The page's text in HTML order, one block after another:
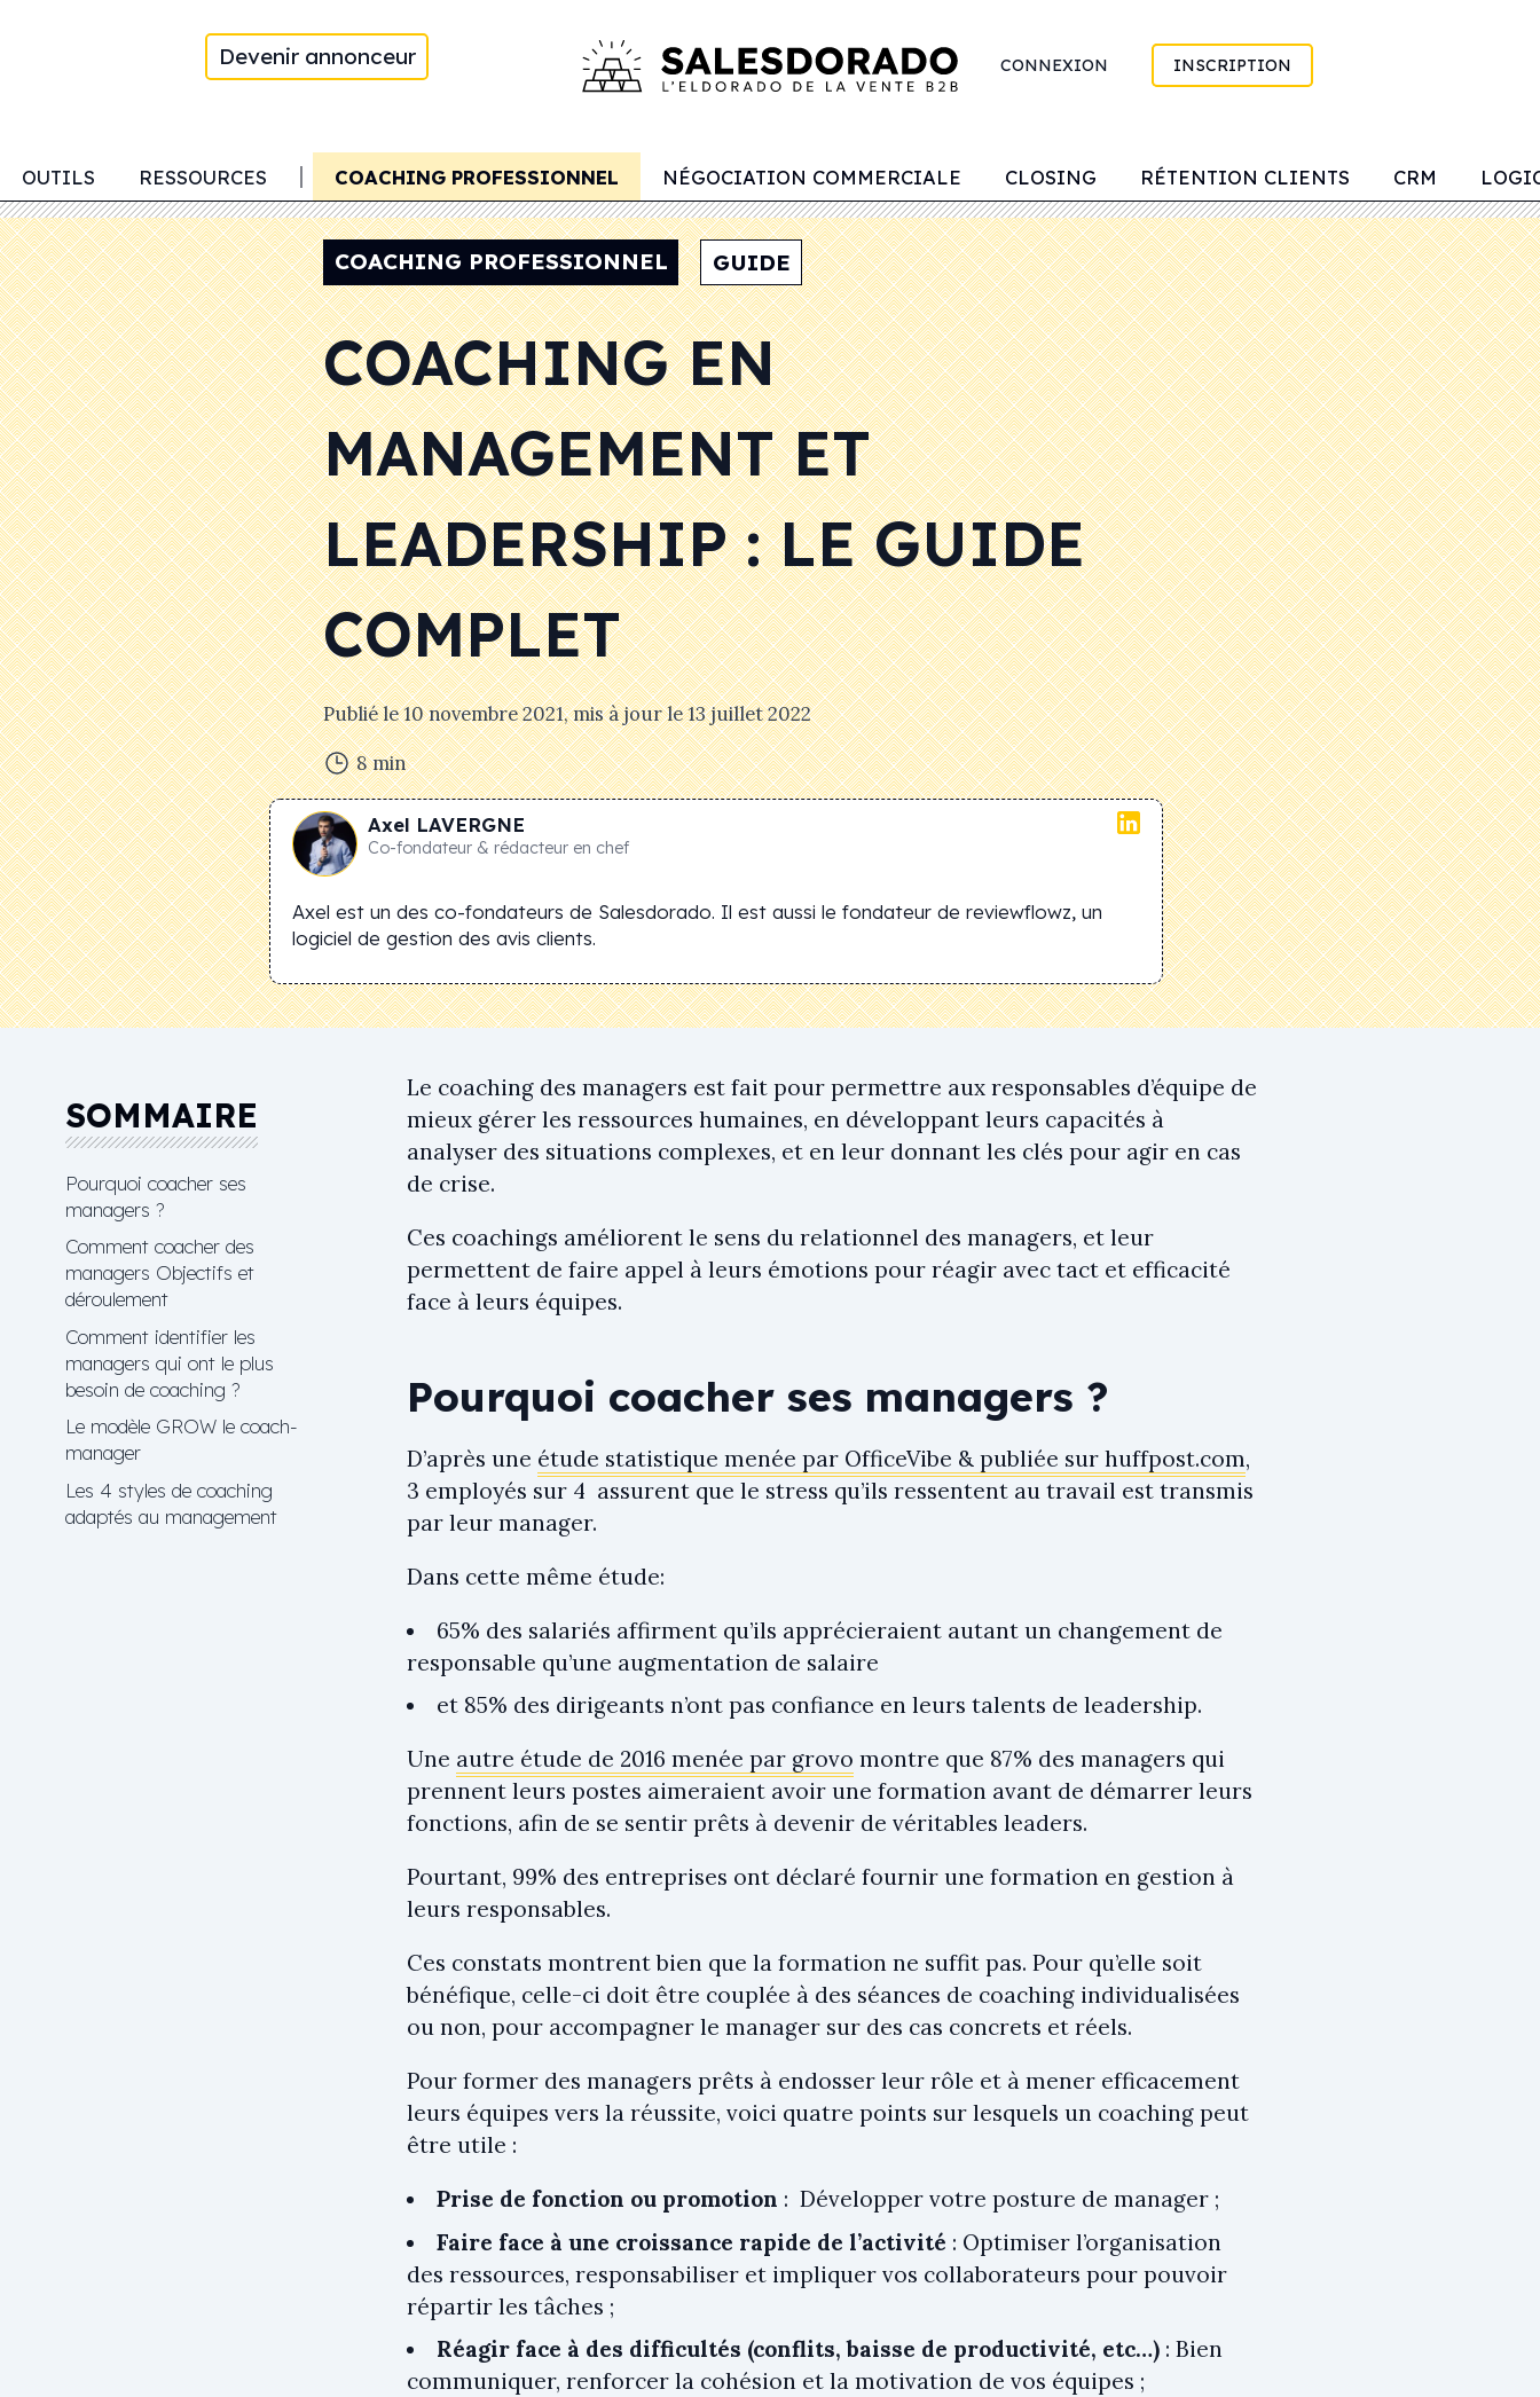
Devenir annonceur CONNEXION INSCRIPTION
OUTILS RESSOURCES
COMMERCIALE COACHING PROFESSIONNEL NÉGOCIATION COMMERCIALE CLOSING RÉTENTION CLIENTS CRM
COACHING PROFESSIONNEL GUIDE
COACHING EN
MANAGEMENT ET
LEADERSHIP : LE GUIDE
COMPLET
Publié le10 novembre 2021, mis à jour le13 juillet 2022
8 min
Axel LAVERGNE
Co-fondateur & rédacteur en chef
Axel est un des co-fondateurs de Salesdorado. Il est aussi le fondateur de reviewflowz, un
logiciel de gestion des avis clients.
SOMMAIRE
Pourquoi coacher ses
managers ?
Comment coacher des
managers Objectifs et
déroulement
Comment identifier les
managers qui ont le plus
besoin de coaching ?
Le modèle GROW le coach-
manager
Les 4 styles de coaching
adaptés au management
Le coaching des managers est fait pour permettre aux responsables d’équipe de
mieux gérer les ressources humaines, en développant leurs capacités à
analyser des situations complexes, et en leur donnant les clés pour agir en cas
de crise.
Ces coachings améliorent le sens du relationnel des managers, et leur
permettent de faire appel à leurs émotions pour réagir avec tact et efficacité
face à leurs équipes.
Pourquoi coacher ses managers ?
D’après une étude statistique menée par OfficeVibe & publiée sur huffpost.com,
3 employés sur 4 assurent que le stress qu’ils ressentent au travail est transmis
par leur manager.
Dans cette même étude:
65% des salariés affirment qu’ils apprécieraient autant un changement de
responsable qu’une augmentation de salaire
et 85% des dirigeants n’ont pas confiance en leurs talents de leadership.
Une autre étude de 2016 menée par grovo montre que 87% des managers qui
prennent leurs postes aimeraient avoir une formation avant de démarrer leurs
fonctions, afin de se sentir prêts à devenir de véritables leaders.
Pourtant, 99% des entreprises ont déclaré fournir une formation en gestion à
leurs responsables.
Ces constats montrent bien que la formation ne suffit pas. Pour qu’elle soit
bénéfique, celle-ci doit être couplée à des séances de coaching individualisées
ou non, pour accompagner le manager sur des cas concrets et réels.
Pour former des managers prêts à endosser leur rôle et à mener efficacement
leurs équipes vers la réussite, voici quatre points sur lesquels un coaching peut
être utile :
Prise de fonction ou promotion : Développer votre posture de manager ;
Faire face à une croissance rapide de l’activité : Optimiser l’organisation
des ressources, responsabiliser et impliquer vos collaborateurs pour pouvoir
répartir les tâches ;
Réagir face à des difficultés (conflits, baisse de productivité, etc…) : Bien
communiquer, renforcer la cohésion et la motivation de vos équipes ;